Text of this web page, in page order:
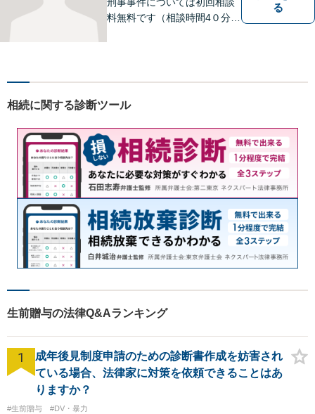
料無料です（相談時間4０分ま
る
相続に関する診断ツール
生前贈与の法律Q&Aランキング
1
成年後見制度申請のための診断書作成を妨害され
ている場合、法律家に対策を依頼できることはあ
りますか？
#生前贈与 #DV・暴力